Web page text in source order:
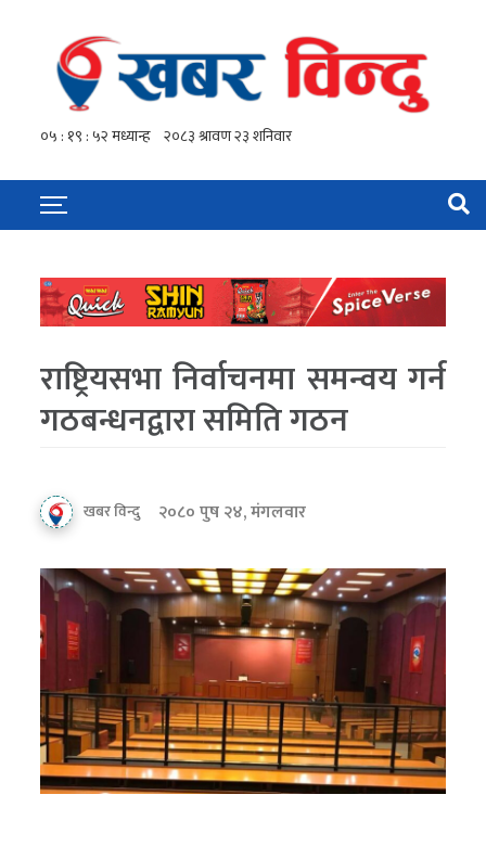
राष्ट्रियसभा निर्वाचनमा समन्वय गर्न
गठबन्धनद्वारा समिति गठन
खबर विन्दु २०८० पुष २४, मंगलवार